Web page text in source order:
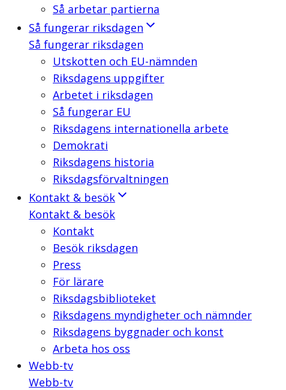
Så arbetar partierna
Så fungerar riksdagen
Så fungerar riksdagen
Utskotten och EU-nämnden
Riksdagens uppgifter
Arbetet i riksdagen
Så fungerar EU
Riksdagens internationella arbete
Demokrati
Riksdagens historia
Riksdagsförvaltningen
Kontakt & besök
Kontakt & besök
Kontakt
Besök riksdagen
Press
För lärare
Riksdagsbiblioteket
Riksdagens myndigheter och nämnder
Riksdagens byggnader och konst
Arbeta hos oss
Webb-tv
Webb-tv